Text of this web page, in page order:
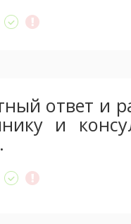
ответ и
и